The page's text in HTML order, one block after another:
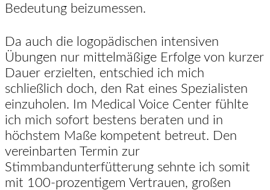
Bedeutung beizumessen.
Da auch die logopädischen intensiven
Übungen nur mittelmäßige Erfolge von kurzer
Dauer erzielten, entschied ich mich
schließlich doch, den Rat eines Spezialisten
einzuholen. Im Medical Voice Center fühlte
ich mich sofort bestens beraten und in
höchstem Maße kompetent betreut. Den
vereinbarten Termin zur
Stimmbandunterfütterung sehnte ich somit
mit 100-prozentigem Vertrauen, großen